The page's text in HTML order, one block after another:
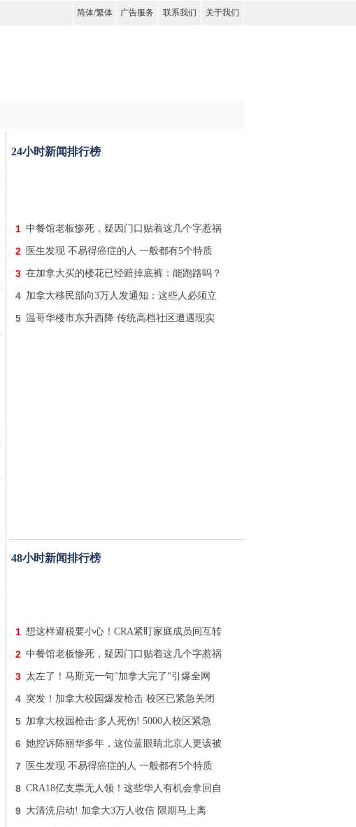
简体/繁体 广告服务 联系我们 关于我们
24小时新闻排行榜
1 中餐馆老板惨死，疑因门口贴着这几个字惹祸
2 医生发现 不易得癌症的人 一般都有5个特质
3 在加拿大买的楼花已经赔掉底裤：能跑路吗？
4 加拿大移民部向3万人发通知：这些人必须立
5 温哥华楼市东升西降 传统高档社区遭遇现实
48小时新闻排行榜
1 想这样避税要小心！CRA紧盯家庭成员间互转
2 中餐馆老板惨死，疑因门口贴着这几个字惹祸
3 太左了！马斯克一句"加拿大完了"引爆全网
4 突发！加拿大校园爆发枪击 校区已紧急关闭
5 加拿大校园枪击:多人死伤! 5000人校区紧急
6 她控诉陈丽华多年，这位蓝眼睛北京人更该被
7 医生发现 不易得癌症的人 一般都有5个特质
8 CRA18亿支票无人领！这些华人有机会拿回自
9 大清洗启动! 加拿大3万人收信 限期马上离